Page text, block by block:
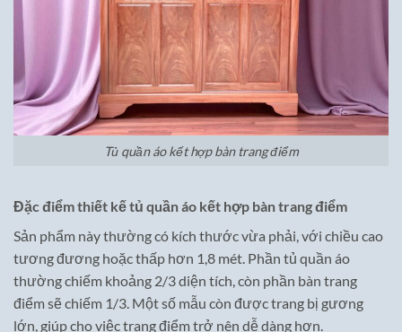
Tủ quần áo kết hợp bàn trang điểm
Đặc điểm thiết kế tủ quần áo kết hợp bàn trang điểm
Sản phẩm này thường có kích thước vừa phải, với chiều cao
tương đương hoặc thấp hơn 1,8 mét. Phần tủ quần áo
thường chiếm khoảng 2/3 diện tích, còn phần bàn trang
điểm sẽ chiếm 1/3. Một số mẫu còn được trang bị gương
lớn, giúp cho việc trang điểm trở nên dễ dàng hơn.